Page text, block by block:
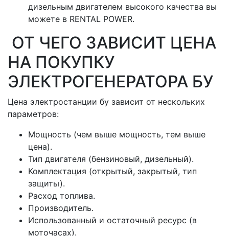
дизельным двигателем высокого качества вы
можете в RENTAL POWER.
ОТ ЧЕГО ЗАВИСИТ ЦЕНА
НА ПОКУПКУ
ЭЛЕКТРОГЕНЕРАТОРА БУ
Цена электростанции бу зависит от нескольких
параметров:
Мощность (чем выше мощность, тем выше
цена).
Тип двигателя (бензиновый, дизельный).
Комплектация (открытый, закрытый, тип
защиты).
Расход топлива.
Производитель.
Использованный и остаточный ресурс (в
моточасах).